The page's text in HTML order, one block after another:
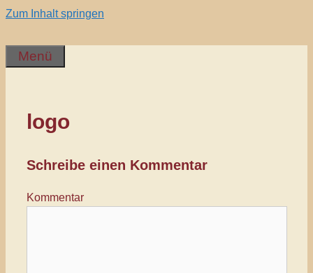
Zum Inhalt springen
Menü
logo
Schreibe einen Kommentar
Kommentar